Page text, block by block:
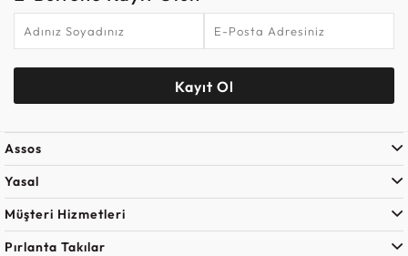
Kayıt Ol
Assos
Yasal
Müşteri Hizmetleri
Pırlanta Takılar